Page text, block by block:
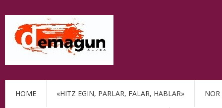
HOME «HITZ EGIN, PARLAR, FALAR, HABLAR» NOR